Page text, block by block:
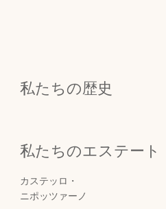
私たちの歴史
私たちのエステート
カステッロ・
ニポッツァーノ